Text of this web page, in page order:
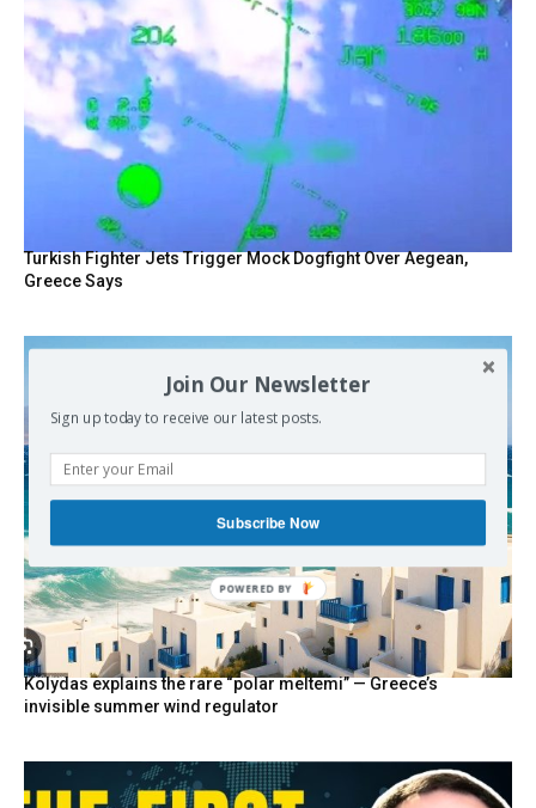
Turkish Fighter Jets Trigger Mock Dogfight Over Aegean,
Greece Says
Kolydas explains the rare “polar meltemi” — Greece’s
invisible summer wind regulator
Join Our Newsletter
Sign up today to receive our latest posts.
Subscribe Now
POWERED BY